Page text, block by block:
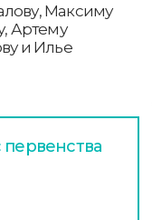
Максиму
Артему
и Илье